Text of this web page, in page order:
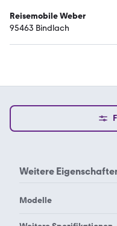
Reisemobile Weber
95463 Bindlach
Weitere
Modelle
Dethleffs Aero 410 QS